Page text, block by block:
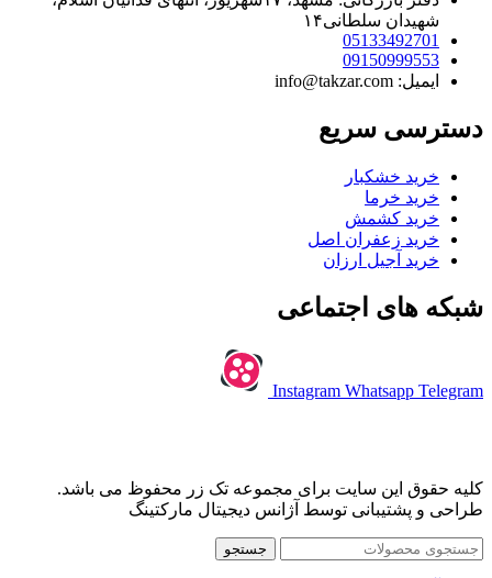
شهیدان سلطانی۱۴
05133492701
09150999553
ایمیل: info@takzar.com
دسترسی سریع
خرید خشکبار
خرید خرما
خرید کشمش
خرید زعفران اصل
خرید آجیل ارزان
شبکه های اجتماعی
Instagram Whatsapp Telegram
کلیه حقوق این سایت برای مجموعه تک زر محفوظ می باشد.
طراحی و پشتیبانی توسط آژانس دیجیتال مارکتینگ
جستجو